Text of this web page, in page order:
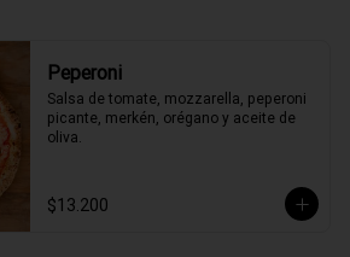
Peperoni
Salsa de tomate, mozzarella, peperoni
picante, merkén, orégano y aceite de
oliva.
$13.200